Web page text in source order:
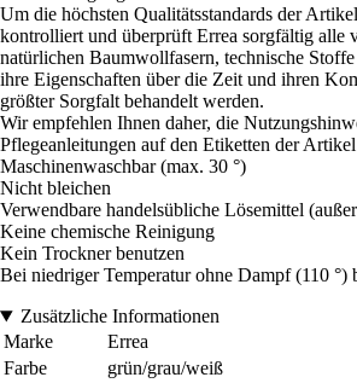
Um die höchsten Qualitätsstandards der
kontrolliert und überprüft Errea sorgfältig alle
natürlichen Baumwollfasern, technische
ihre Eigenschaften über die Zeit und ihren
größter Sorgfalt behandelt werden.
Wir empfehlen Ihnen daher, die
Pflegeanleitungen auf den Etiketten der
Maschinenwaschbar (max. 30 °)
Nicht bleichen
Verwendbare handelsübliche Lösemittel
Keine chemische Reinigung
Kein Trockner benutzen
Bei niedriger Temperatur ohne Dampf (110 °)
Zusätzliche Informationen
Marke
Errea
Farbe
grün/grau/weiß